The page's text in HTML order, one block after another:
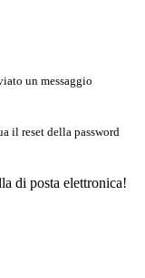
un messaggio
il reset della password
di posta elettronica!